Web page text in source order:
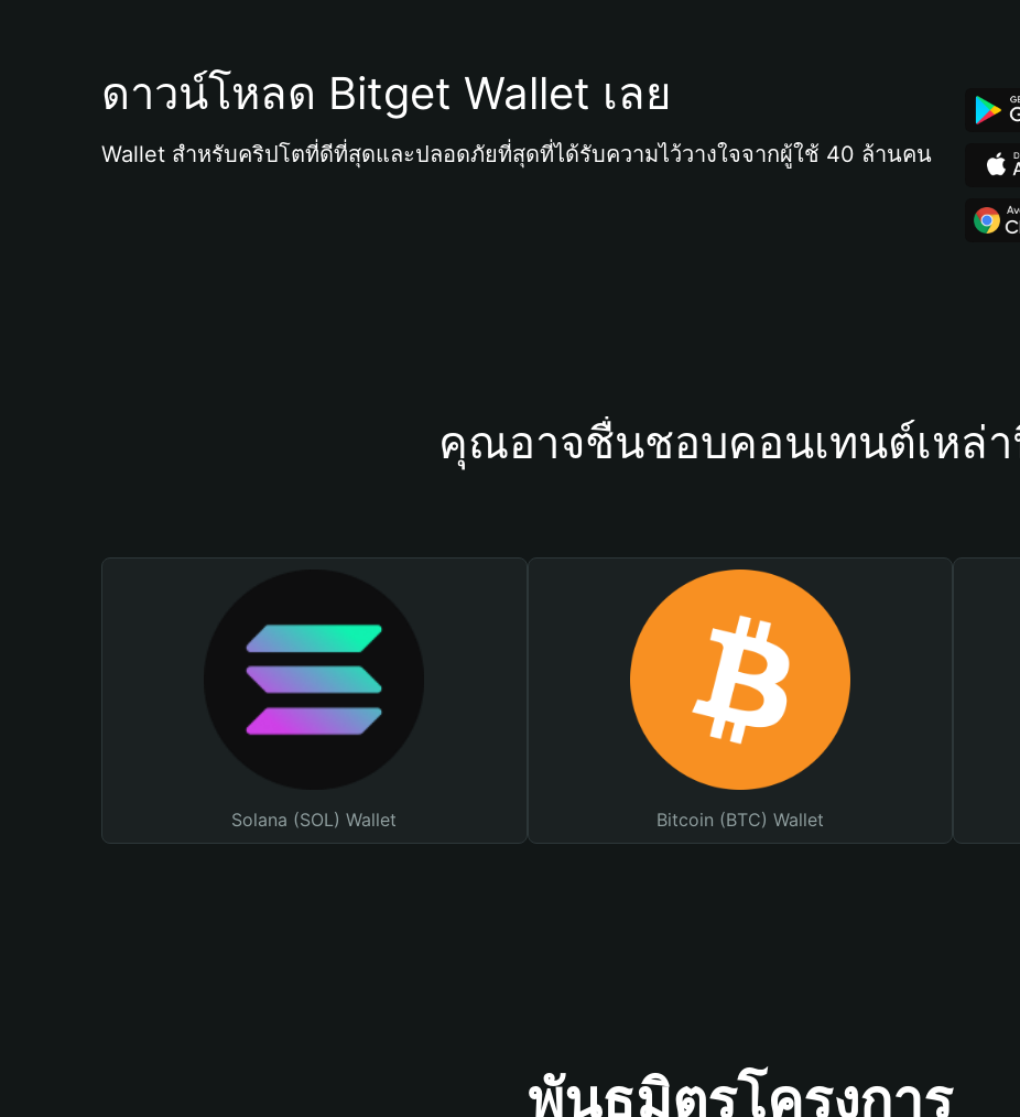
ดาวน์โหลด Bitget Wallet เลย
Wallet สำหรับคริปโตที่ดีที่สุดและปลอดภัยที่สุดที่ได้รับความไว้วางใจจากผู้ใช้ 40 ล้านคน
คุณอาจชื่นชอบคอนเทนต์เหล่
Solana (SOL) Wallet Bitcoin (BTC) Wallet
พันธมิตรโครงการ